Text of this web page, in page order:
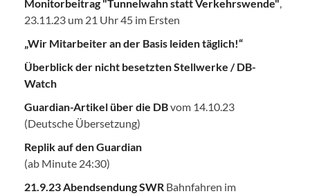
Monitorbeitrag "Tunnelwahn statt Verkehrswende",
23.11.23 um 21 Uhr 45 im Ersten
„Wir Mitarbeiter an der Basis leiden täglich!“
Überblick der nicht besetzten Stellwerke / DB-
Watch
Guardian-Artikel über die DBvom 14.10.23
(Deutsche Übersetzung)
Replik auf den Guardian
(ab Minute 24:30)
21.9.23 Abendsendung SWR Bahnfahren im